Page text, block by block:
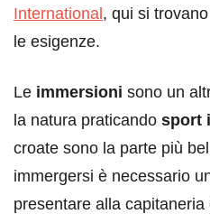
International , qui si
le esigenze.
Le immersioni sono un
la natura praticando sport
croate sono la parte più
immergersi è necessario
presentare alla